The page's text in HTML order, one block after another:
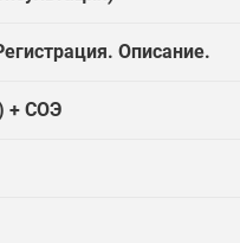
Описание.
+ СОЭ